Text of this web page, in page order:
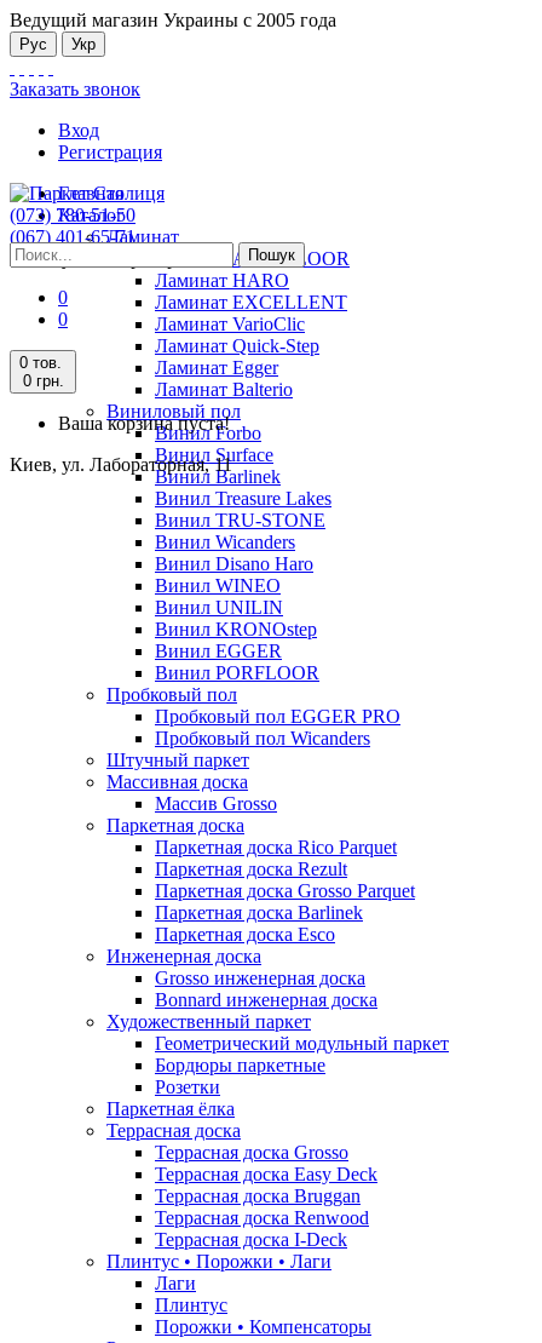
Ведущий магазин Украины с 2005 года
Рус Укр
Заказать звонок
Вход
Регистрация
(073) 780-51-50
(067) 401-65-71
Киев, ул. Лабораторная, 11
Пошук
0
0
0 тов.
0 грн.
Ваша корзина пуста!
Киев, ул. Лабораторная, 11
Главная
Каталог
Ламинат
Ламинат ALSAFLOOR
Ламинат HARO
Ламинат EXCELLENT
Ламинат VarioClic
Ламинат Quick-Step
Ламинат Egger
Ламинат Balterio
Виниловый пол
Винил Forbo
Винил Surface
Винил Barlinek
Винил Treasure Lakes
Винил TRU-STONE
Винил Wicanders
Винил Disano Haro
Винил WINEO
Винил UNILIN
Винил KRONOstep
Винил EGGER
Винил PORFLOOR
Пробковый пол
Пробковый пол EGGER PRO
Пробковый пол Wicanders
Штучный паркет
Массивная доска
Массив Grosso
Паркетная доска
Паркетная доска Rico Parquet
Паркетная доска Rezult
Паркетная доска Grosso Parquet
Паркетная доска Barlinek
Паркетная доска Esco
Инженерная доска
Grosso инженерная доска
Bonnard инженерная доска
Художественный паркет
Геометрический модульный паркет
Бордюры паркетные
Розетки
Паркетная ёлка
Террасная доска
Террасная доска Grosso
Террасная доска Easy Deck
Террасная доска Bruggan
Террасная доска Renwood
Террасная доска I-Deck
Плинтус • Порожки • Лаги
Лаги
Плинтус
Порожки • Компенсаторы